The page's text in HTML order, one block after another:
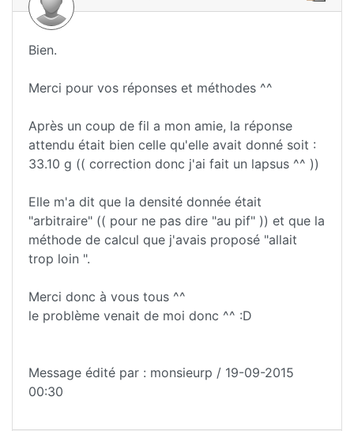
Bien.
Merci pour vos réponses et méthodes ^^
Après un coup de fil a mon amie, la réponse
attendu était bien celle qu'elle avait donné soit :
33.10 g (( correction donc j'ai fait un lapsus ^^ ))
Elle m'a dit que la densité donnée était
"arbitraire" (( pour ne pas dire "au pif" )) et que la
méthode de calcul que j'avais proposé "allait
trop loin ".
Merci donc à vous tous ^^
le problème venait de moi donc ^^ :D
Message édité par : monsieurp / 19-09-2015
00:30